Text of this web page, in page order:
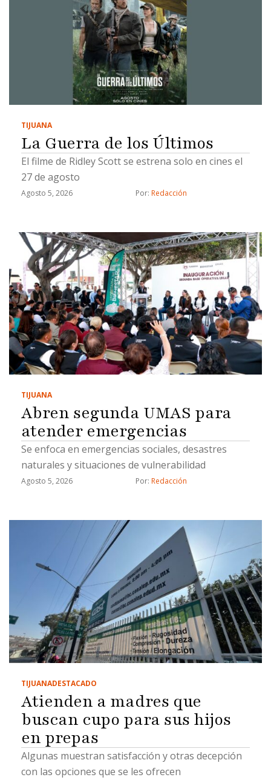
TIJUANA
La Guerra de los Últimos
El filme de Ridley Scott se estrena solo en cines el
27 de agosto
Agosto 5, 2026 Por: Redacción
TIJUANA
Abren segunda UMAS para
atender emergencias
Se enfoca en emergencias sociales, desastres
naturales y situaciones de vulnerabilidad
Agosto 5, 2026 Por: Redacción
TIJUANADESTACADO
Atienden a madres que
buscan cupo para sus hijos
en prepas
Algunas muestran satisfacción y otras decepción
con las opciones que se les ofrecen